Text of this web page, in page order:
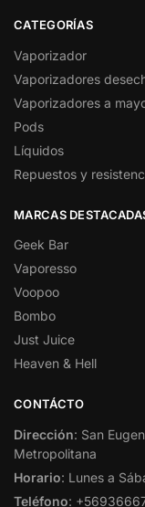
CATEGORÍAS
Vaporizador
Vaporizadores
Vaporizadores a
Pods
Líquidos
Repuestos y
MARCAS
Geek Bar
Vaporesso
Voopoo
Bombo
Just Juice
Heaven & Hell
CONTÁCTO
Dirección: San
Metropolitana
Horario: Lunes a
Teléfono: